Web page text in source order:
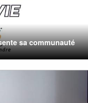
sa communauté